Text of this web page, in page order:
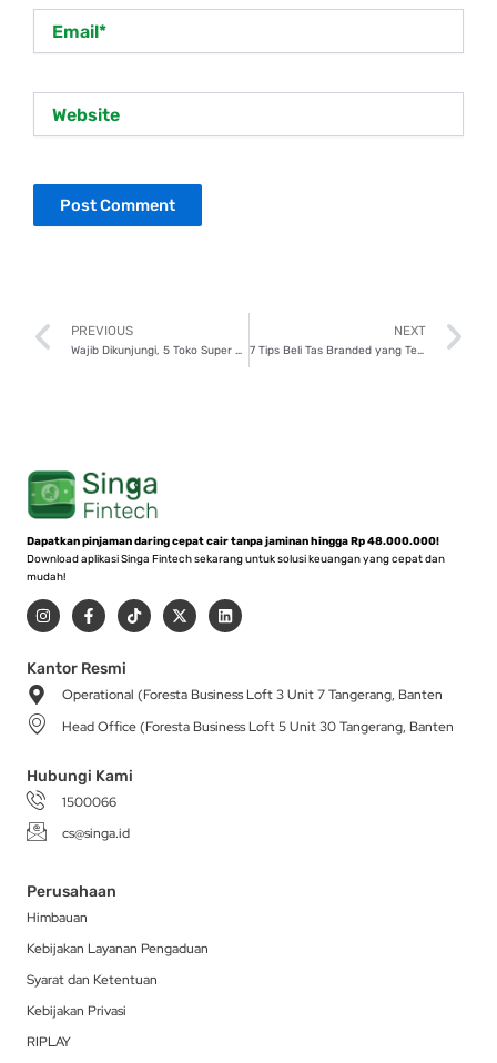
Prev
PREVIOUS
Wajib Dikunjungi, 5 Toko Super Gemas di Bangkok
NEXT
7 Tips Beli Tas Branded yang Tepat, Biar Makin Stylish!
Dapatkan pinjaman daring cepat cair tanpa jaminan hingga Rp 48.000.000!
Download aplikasi Singa Fintech sekarang untuk solusi keuangan yang cepat dan
mudah!
I
n
s
a
g
r
a
m
F
a
c
b
o
-
T
i
k
X
-
t
t
r
L
i
n
i
Kantor Resmi
Operational (Foresta Business Loft 3 Unit 7 Tangerang, Banten
Head Office (Foresta Business Loft 5 Unit 30 Tangerang, Banten
Hubungi Kami
1500066
cs@singa.id
Perusahaan
Himbauan
Kebijakan Layanan Pengaduan
Syarat dan Ketentuan
Kebijakan Privasi
RIPLAY